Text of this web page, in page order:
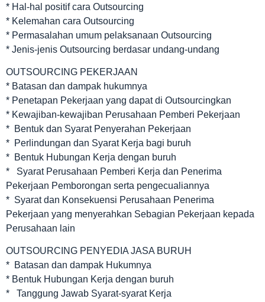
* Hal-hal positif cara Outsourcing
* Kelemahan cara Outsourcing
* Permasalahan umum pelaksanaan Outsourcing
* Jenis-jenis Outsourcing berdasar undang-undang
OUTSOURCING PEKERJAAN
* Batasan dan dampak hukumnya
* Penetapan Pekerjaan yang dapat di Outsourcingkan
* Kewajiban-kewajiban Perusahaan Pemberi Pekerjaan
* Bentuk dan Syarat Penyerahan Pekerjaan
* Perlindungan dan Syarat Kerja bagi buruh
* Bentuk Hubungan Kerja dengan buruh
* Syarat Perusahaan Pemberi Kerja dan Penerima
Pekerjaan Pemborongan serta pengecualiannya
* Syarat dan Konsekuensi Perusahaan Penerima
Pekerjaan yang menyerahkan Sebagian Pekerjaan kepada
Perusahaan lain
OUTSOURCING PENYEDIA JASA BURUH
* Batasan dan dampak Hukumnya
* Bentuk Hubungan Kerja dengan buruh
* Tanggung Jawab Syarat-syarat Kerja